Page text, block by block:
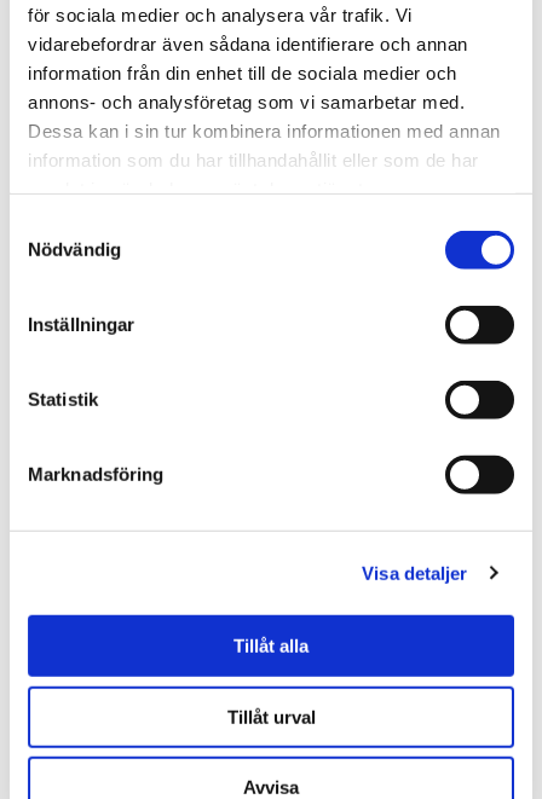
för sociala medier och analysera vår trafik. Vi
vidarebefordrar även sådana identifierare och annan
information från din enhet till de sociala medier och
annons- och analysföretag som vi samarbetar med.
Dessa kan i sin tur kombinera informationen med annan
information som du har tillhandahållit eller som de har
Nödvändig
Inställningar
Statistik
Marknadsföring
Visa detaljer
Tillåt alla
Tillåt urval
Avvisa
Squishmallows Tally Grå Katt
(30cm)
★★ ★ ★★
289.00 kr
Squishmallows Elowen
Enhörning (40cm)
★★ ★★★
439.00 kr
Bukowski Design
299.00 kr
Design
329.00 kr